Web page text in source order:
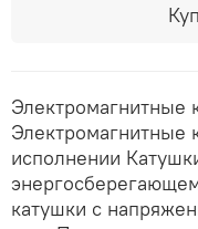
Электромагнитные
исполнении
катушки с